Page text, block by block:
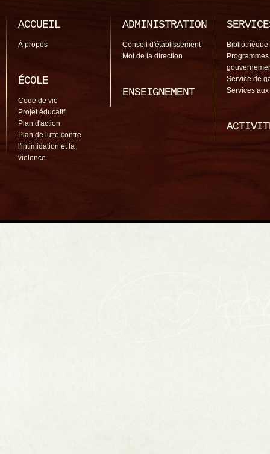
ACCUEIL
À propos
ÉCOLE
Code de vie
Projet éducatif
Plan d'action
Plan de lutte contre
l'intimidation et la
violence
ADMINISTRATION
Conseil d'établissement
Mot de la direction
ENSEIGNEMENT
Bibliothèque
Programmes
Service de
Services